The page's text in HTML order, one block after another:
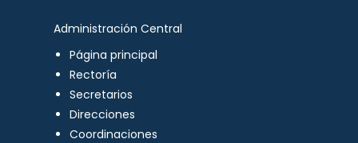
Administración Central
Página principal
Rectoría
Secretarios
Direcciones
Coordinaciones